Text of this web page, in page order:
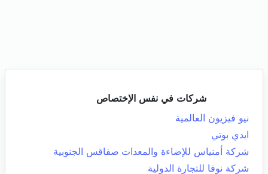
شركات في نفس الإختصاص
نيو فيزيون العالمية
ايدي بوتي
شركة أمنياس للإضاءة والمعدات صفاقس الجنوبية
شركة نوفا للتجارة الدولية